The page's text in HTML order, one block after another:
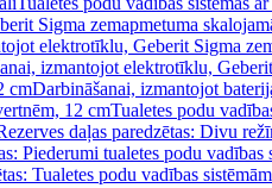
Sigma zemapmetuma
elektrotīklu, Geberit Sigma
izmantojot elektrotīklu,
cmDarbināšanai, izmantojot
12 cmTualetes podu
daļas paredzētas: Divu
Piederumi tualetes podu vadības
Tualetes podu vadības